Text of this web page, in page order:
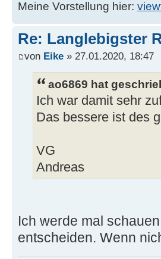
Meine Vorstellung hier:
Re: Langlebigster
von Eike » 27.01.2020, 18:47
ao6869 hat
Ich war damit sehr
Das bessere ist des
VG
Andreas
Ich werde mal
entscheiden. Wenn